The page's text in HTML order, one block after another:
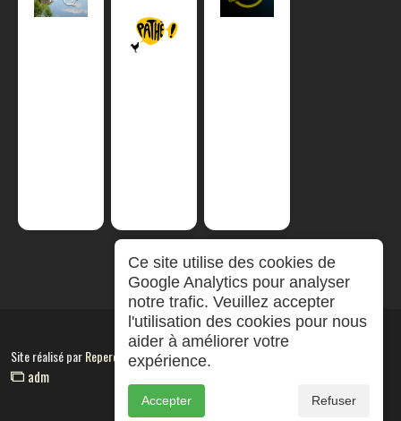
Site réalisé parRepereCom
adm
Ce site utilise des cookies de
Google Analytics pour analyser
notre trafic. Veuillez accepter
l'utilisation des cookies pour nous
aider à améliorer votre
expérience.
Accepter Refuser